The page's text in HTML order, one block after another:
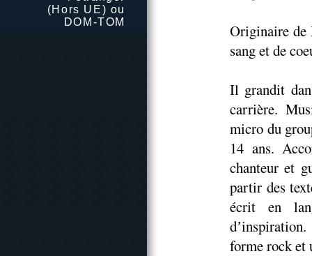
(Hors UE) ou
DOM-TOM
Originaire de
sang et de
Il grandit
carrière.
micro du
14 ans.
chanteur et
partir des
écrit en
forme rock et